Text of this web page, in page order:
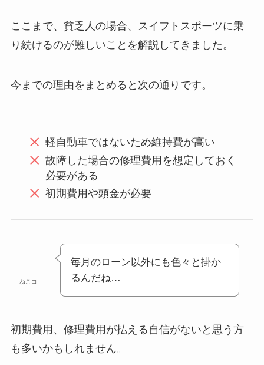
ここまで、貧乏人の場合、スイフトスポーツに乗
り続けるのが難しいことを解説してきました。
今までの理由をまとめると次の通りです。
軽自動車ではないため維持費が高い
故障した場合の修理費用を想定しておく
必要がある
初期費用や頭金が必要
ねこコ
毎月のローン以外にも色々と掛か
るんだね…
初期費用、修理費用が払える自信がないと思う方
も多いかもしれません。